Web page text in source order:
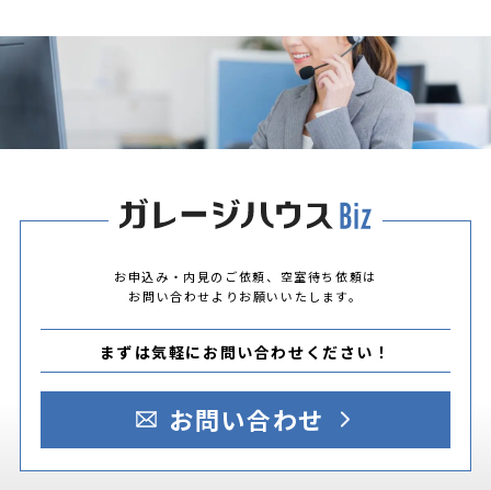
お申込み・内見のご依頼、空室待ち依頼は
お問い合わせよりお願いいたします。
まずは気軽にお問い合わせください！
お問い合わせ